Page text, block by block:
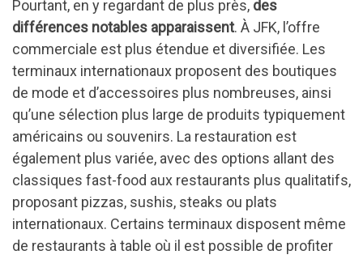
Pourtant, en y regardant de plus près, des
différences notables apparaissent. À JFK, l’offre
commerciale est plus étendue et diversifiée. Les
terminaux internationaux proposent des boutiques
de mode et d’accessoires plus nombreuses, ainsi
qu’une sélection plus large de produits typiquement
américains ou souvenirs. La restauration est
également plus variée, avec des options allant des
classiques fast-food aux restaurants plus qualitatifs,
proposant pizzas, sushis, steaks ou plats
internationaux. Certains terminaux disposent même
de restaurants à table où il est possible de profiter